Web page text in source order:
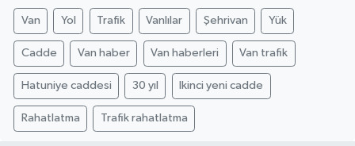
Van Yol Trafik Vanlılar Şehrivan Yük
Cadde Van haber Van haberleri Van trafik
Hatuniye caddesi 30 yıl Ikinci yeni cadde
Rahatlatma Trafik rahatlatma